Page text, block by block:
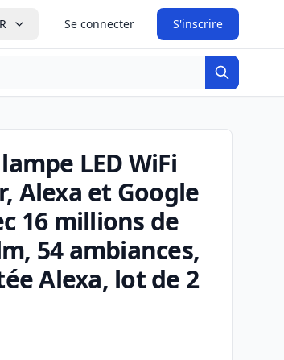
Se connecter S'inscrire
Recherche
LED WiFi
Alexa et Google
16 millions de
54 ambiances,
Alexa, lot de 2